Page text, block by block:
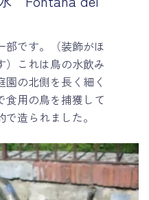
部です。（装飾がほ
）これは鳥の水飲み
の北側を長く細く
食用の鳥を捕獲して
造られました。